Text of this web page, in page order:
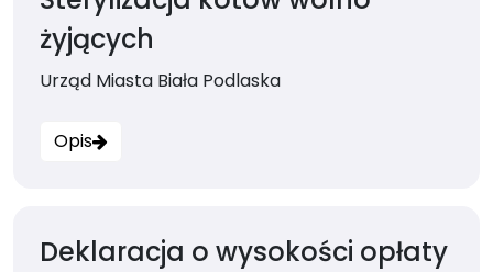
żyjących
Urząd Miasta Biała Podlaska
Opis
Deklaracja o wysokości opłaty